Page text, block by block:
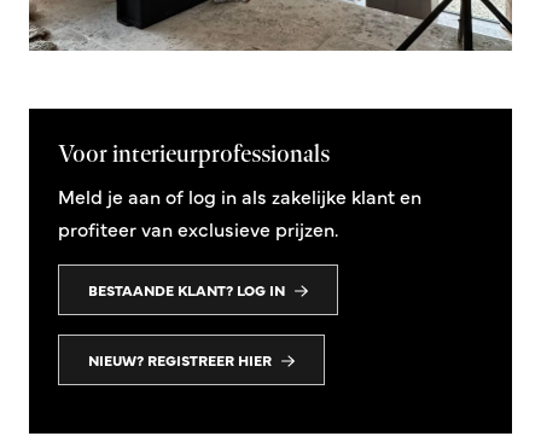
Voor interieurprofessionals
Meld je aan of log in als zakelijke klant en
profiteer van exclusieve prijzen.
BESTAANDE KLANT? LOG IN
NIEUW? REGISTREER HIER